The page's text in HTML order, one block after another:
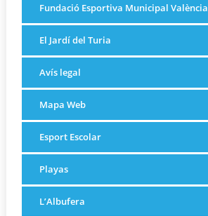
Fundació Esportiva Municipal València
El Jardí del Turia
Avís legal
Mapa Web
Esport Escolar
Playas
L’Albufera